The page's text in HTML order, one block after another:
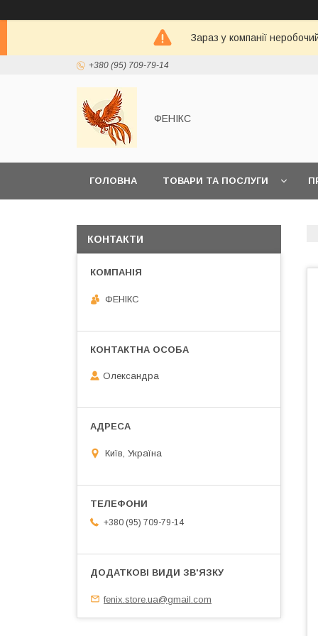
Зараз у компанії
+380 (95) 709-79-14
ФЕНІКС
ГОЛОВНА ТОВАРИ ТА ПОСЛУГИ
КОНТАКТИ
ФЕНІКС
Олександра
Київ, Україна
+380 (95) 709-79-14
fenix.store.ua@gmail.com